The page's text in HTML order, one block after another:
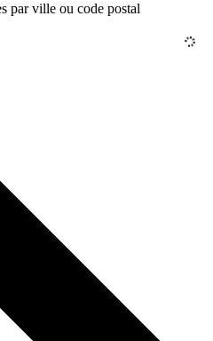
par ville ou code postal